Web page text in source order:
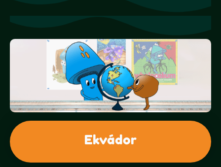
Ekvádor